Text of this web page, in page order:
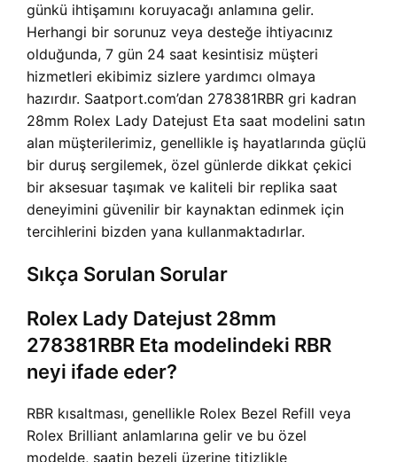
günkü ihtişamını koruyacağı anlamına gelir.
Herhangi bir sorunuz veya desteğe ihtiyacınız
olduğunda, 7 gün 24 saat kesintisiz müşteri
hizmetleri ekibimiz sizlere yardımcı olmaya
hazırdır. Saatport.com’dan 278381RBR gri kadran
28mm Rolex Lady Datejust Eta saat modelini satın
alan müşterilerimiz, genellikle iş hayatlarında güçlü
bir duruş sergilemek, özel günlerde dikkat çekici
bir aksesuar taşımak ve kaliteli bir replika saat
deneyimini güvenilir bir kaynaktan edinmek için
tercihlerini bizden yana kullanmaktadırlar.
Sıkça Sorulan Sorular
Rolex Lady Datejust 28mm
278381RBR Eta modelindeki RBR
neyi ifade eder?
RBR kısaltması, genellikle Rolex Bezel Refill veya
Rolex Brilliant anlamlarına gelir ve bu özel
modelde, saatin bezeli üzerine titizlikle